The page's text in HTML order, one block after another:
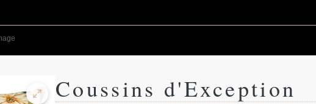
Coussins d'Exception